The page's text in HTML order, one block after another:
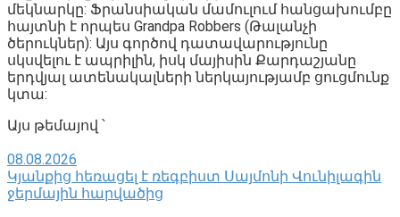
մեկնարկը: Ֆրանսիական մամուլում հանցախումբը
հայտնի է որպես Grandpa Robbers (Թալանչի
ծերուկներ): Այս գործով դատավարությունը
սկսվելու է ապրիլին, իսկ մայիսին Քարդաշյանը
երդվյալ ատենակալների ներկայությամբ ցուցմունք
կտա:
Այս թեմայով ՝
08.08.2026
Կյանքից հեռացել է ռեգբիստ Սայմոնի Վունիլագին
ջերմային հարվածից